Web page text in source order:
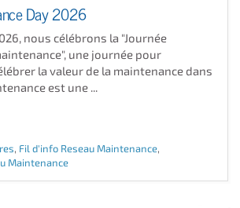
Day 2026
nous célébrons la "Journée
une journée pour
la valeur de la maintenance dans
est une ...
, Fil d'info Reseau Maintenance,
Maintenance